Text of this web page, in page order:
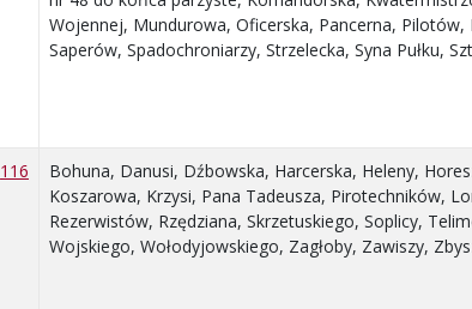
Wojennej, Mundurowa, Oficerska, Pancerna,
Saperów, Spadochroniarzy, Strzelecka, Syna Pułku,
116
Bohuna, Danusi, Dźbowska, Harcerska, Heleny,
Koszarowa, Krzysi, Pana Tadeusza, Pirotechników,
Rezerwistów, Rzędziana, Skrzetuskiego, Soplicy,
Wojskiego, Wołodyjowskiego, Zagłoby, Zawiszy,